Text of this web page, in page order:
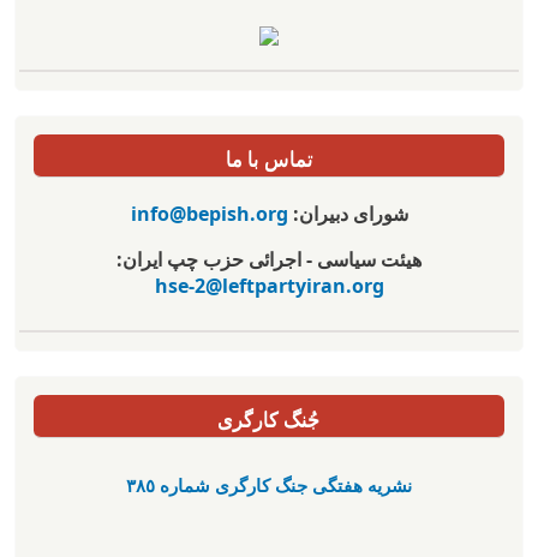
تماس با ما
شورای دبیران:info@bepish.org
هیئت سیاسی - اجرائی حزب چپ ایران:
hse-2@leftpartyiran.org
جُنگ کارگری
نشریە هفتگی جنگ کارگری شمارە ٣٨٥